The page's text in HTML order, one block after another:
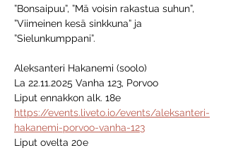
”Bonsaipuu”, ”Mä voisin rakastua suhun”,
”Viimeinen kesä sinkkuna” ja
”Sielunkumppani”.
Aleksanteri Hakanemi (soolo)
La 22.11.2025 Vanha 123, Porvoo
Liput ennakkon alk. 18e
https://events.liveto.io/events/aleksanteri-
hakanemi-porvoo-vanha-123
Liput ovelta 20e